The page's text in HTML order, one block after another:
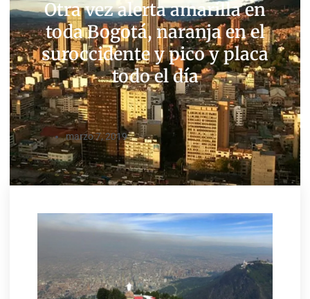
Otra vez alerta amarilla en
toda Bogotá, naranja en el
suroccidente y pico y placa
todo el día
marzo 7, 2019